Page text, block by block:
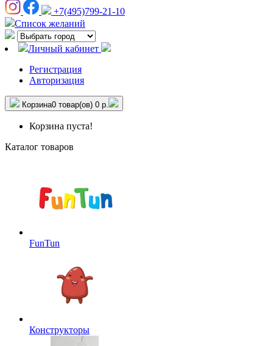
+7(495)799-21-10
Список желаний
Личный кабинет
Регистрация
Авторизация
Корзина0 товар(ов) 0 р.
Корзина пуста!
Каталог товаров
FunTun
Конструкторы